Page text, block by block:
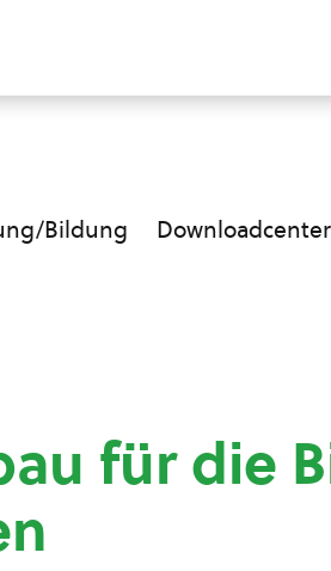
Bildung Downloadcenter
für die